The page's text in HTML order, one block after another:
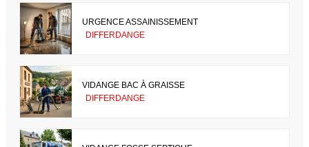
URGENCE ASSAINISSEMENT
DIFFERDANGE
VIDANGE BAC À GRAISSE
DIFFERDANGE